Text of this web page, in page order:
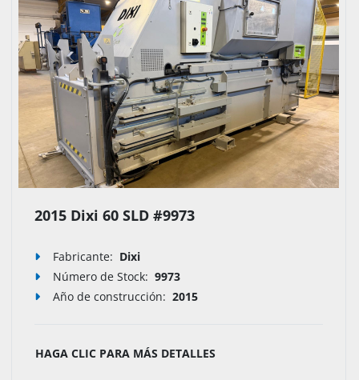
2015 Dixi 60 SLD #9973
Fabricante: Dixi
Número de Stock: 9973
Año de construcción: 2015
HAGA CLIC PARA MÁS DETALLES